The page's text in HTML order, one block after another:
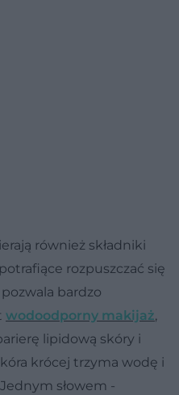
również składniki
rozpuszczać się
bardzo
wodoodporny makijaż,
lipidową skóry i
krócej trzyma wodę i
słowem -